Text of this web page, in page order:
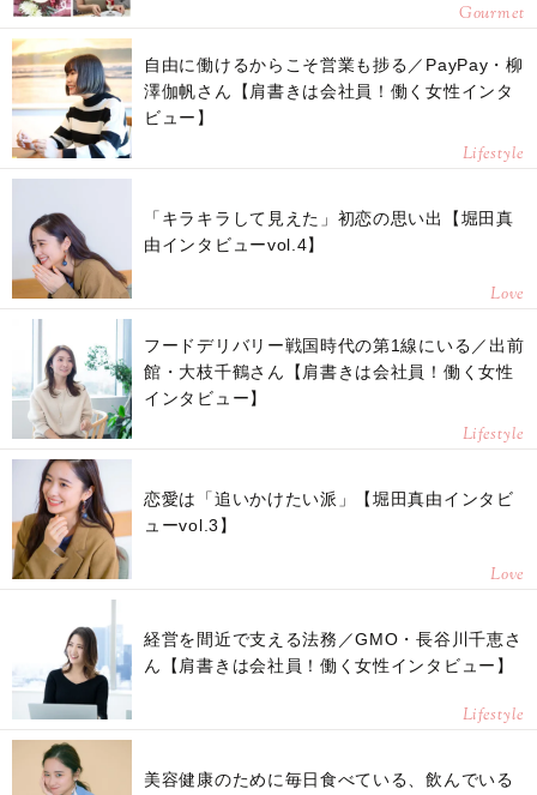
Gourmet
自由に働けるからこそ営業も捗る／PayPay・柳
澤伽帆さん【肩書きは会社員！働く女性インタ
ビュー】
Lifestyle
「キラキラして見えた」初恋の思い出【堀田真
由インタビューvol.4】
Love
フードデリバリー戦国時代の第1線にいる／出前
館・大枝千鶴さん【肩書きは会社員！働く女性
インタビュー】
Lifestyle
恋愛は「追いかけたい派」【堀田真由インタビ
ューvol.3】
Love
経営を間近で支える法務／GMO・長谷川千恵さ
ん【肩書きは会社員！働く女性インタビュー】
Lifestyle
美容健康のために毎日食べている、飲んでいる